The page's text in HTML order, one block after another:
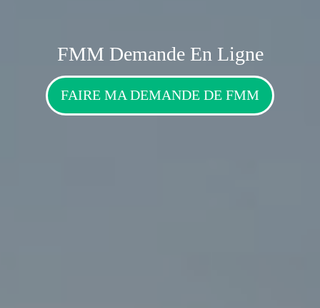
FMM Demande En Ligne
FAIRE MA DEMANDE DE FMM